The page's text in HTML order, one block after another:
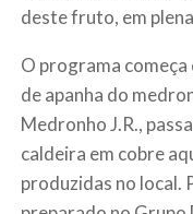
deste fruto, em
O programa
de apanha do
Medronho J.R.,
caldeira em cobre
produzidas no local.